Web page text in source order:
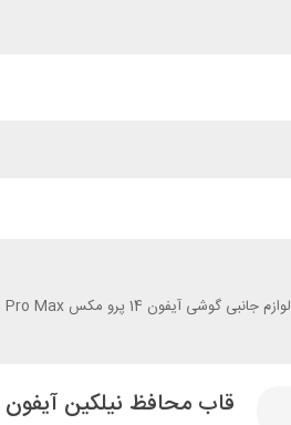
لوازم جانبی گوشی آیفون 14 پرو مکس Apple iPhone 14 Pro Max
قاب محافظ نیلکین آیفون iPhone 14 Pro Max Nillkin CamShield Pro Cover